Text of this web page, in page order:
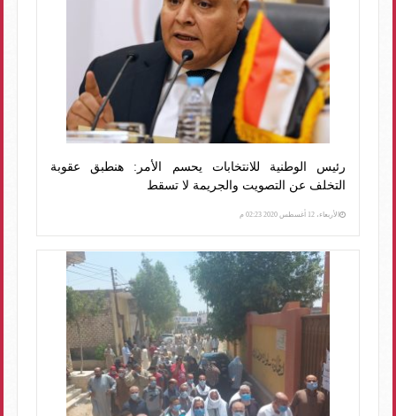
رئيس الوطنية للانتخابات يحسم الأمر: هنطبق عقوبة
التخلف عن التصويت والجريمة لا تسقط
الأربعاء، 12 أغسطس 2020 02:23 م